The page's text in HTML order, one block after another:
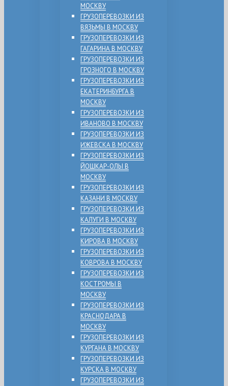
МОСКВУ
ГРУЗОПЕРЕВОЗКИ ИЗ
ВЯЗЬМЫ В МОСКВУ
ГРУЗОПЕРЕВОЗКИ ИЗ
ГАГАРИНА В МОСКВУ
ГРУЗОПЕРЕВОЗКИ ИЗ
ГРОЗНОГО В МОСКВУ
ГРУЗОПЕРЕВОЗКИ ИЗ
ЕКАТЕРИНБУРГА В
МОСКВУ
ГРУЗОПЕРЕВОЗКИ ИЗ
ИВАНОВО В МОСКВУ
ГРУЗОПЕРЕВОЗКИ ИЗ
ИЖЕВСКА В МОСКВУ
ГРУЗОПЕРЕВОЗКИ ИЗ
ЙОШКАР-ОЛЫ В
МОСКВУ
ГРУЗОПЕРЕВОЗКИ ИЗ
КАЗАНИ В МОСКВУ
ГРУЗОПЕРЕВОЗКИ ИЗ
КАЛУГИ В МОСКВУ
ГРУЗОПЕРЕВОЗКИ ИЗ
КИРОВА В МОСКВУ
ГРУЗОПЕРЕВОЗКИ ИЗ
КОВРОВА В МОСКВУ
ГРУЗОПЕРЕВОЗКИ ИЗ
КОСТРОМЫ В
МОСКВУ
ГРУЗОПЕРЕВОЗКИ ИЗ
КРАСНОДАРА В
МОСКВУ
ГРУЗОПЕРЕВОЗКИ ИЗ
КУРГАНА В МОСКВУ
ГРУЗОПЕРЕВОЗКИ ИЗ
КУРСКА В МОСКВУ
ГРУЗОПЕРЕВОЗКИ ИЗ